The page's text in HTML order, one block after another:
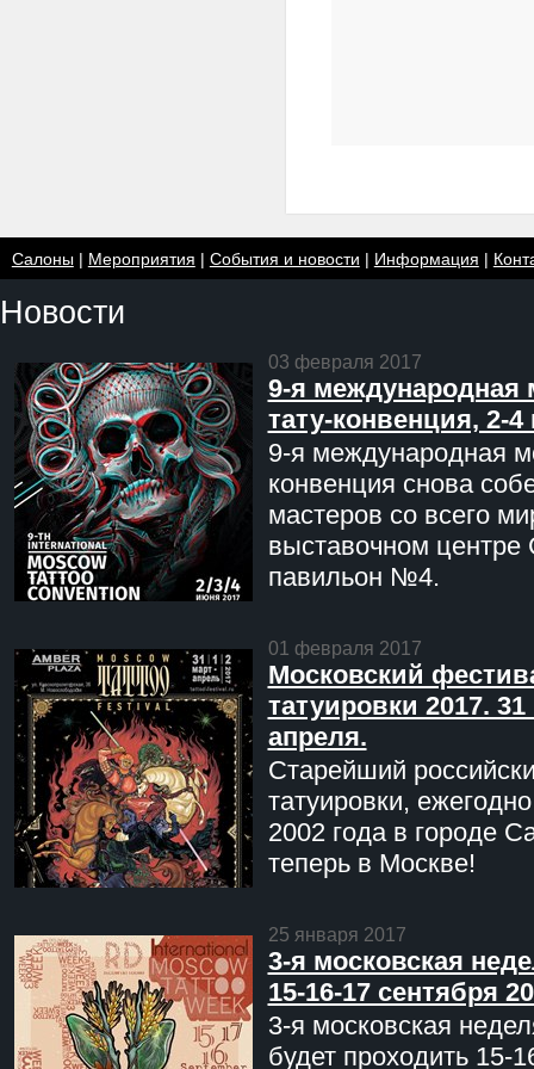
Салоны| Мероприятия | События и новости | Информация |
Новости
03 февраля 2017
9-я международная
тату-конвенция, 2-
9-я международная
конвенция снова
мастеров со всего
выставочном центре
павильон №4.
01 февраля 2017
Московский
татуировки 2017. 31
апреля.
Старейший
татуировки,
2002 года в городе
теперь в Москве!
25 января 2017
3-я московская
15-16-17 сентября
3-я московская
будет проходить 15-